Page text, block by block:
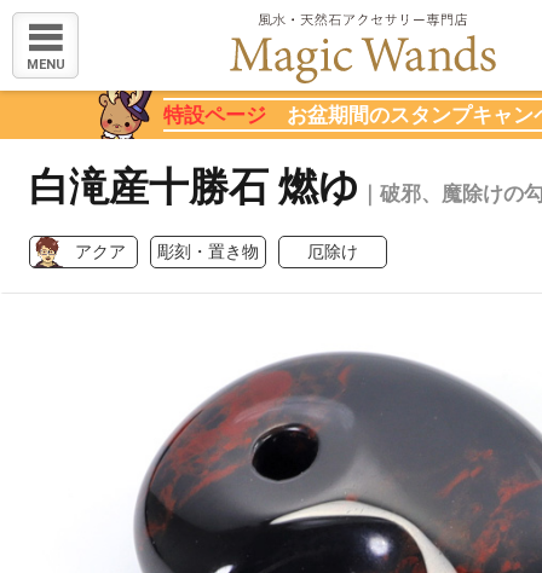
MENU
特設ページ お盆期間のスタンプキャン
白滝産十勝石 燃ゆ ｜破邪、魔除けの
アクア 彫刻・置き物 厄除け